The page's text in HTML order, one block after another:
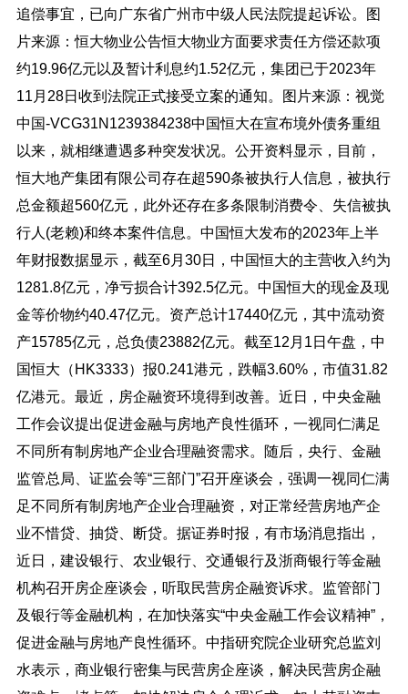
追偿事宜，已向广东省广州市中级人民法院提起诉讼。图
片来源：恒大物业公告恒大物业方面要求责任方偿还款项
约19.96亿元以及暂计利息约1.52亿元，集团已于2023年
11月28日收到法院正式接受立案的通知。图片来源：视觉
中国-VCG31N1239384238中国恒大在宣布境外债务重组
以来，就相继遭遇多种突发状况。公开资料显示，目前，
恒大地产集团有限公司存在超590条被执行人信息，被执行
总金额超560亿元，此外还存在多条限制消费令、失信被执
行人(老赖)和终本案件信息。中国恒大发布的2023年上半
年财报数据显示，截至6月30日，中国恒大的主营收入约为
1281.8亿元，净亏损合计392.5亿元。中国恒大的现金及现
金等价物约40.47亿元。资产总计17440亿元，其中流动资
产15785亿元，总负债23882亿元。截至12月1日午盘，中
国恒大（HK3333）报0.241港元，跌幅3.60%，市值31.82
亿港元。最近，房企融资环境得到改善。近日，中央金融
工作会议提出促进金融与房地产良性循环，一视同仁满足
不同所有制房地产企业合理融资需求。随后，央行、金融
监管总局、证监会等“三部门”召开座谈会，强调一视同仁满
足不同所有制房地产企业合理融资，对正常经营房地产企
业不惜贷、抽贷、断贷。据证券时报，有市场消息指出，
近日，建设银行、农业银行、交通银行及浙商银行等金融
机构召开房企座谈会，听取民营房企融资诉求。监管部门
及银行等金融机构，在加快落实“中央金融工作会议精神”，
促进金融与房地产良性循环。中指研究院企业研究总监刘
水表示，商业银行密集与民营房企座谈，解决民营房企融